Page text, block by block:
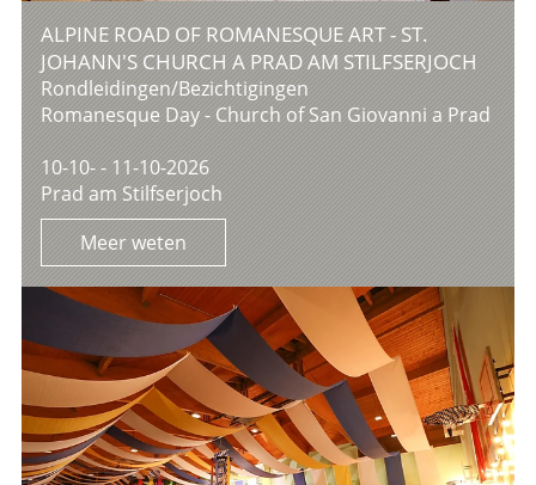
ALPINE ROAD OF ROMANESQUE ART - ST.
JOHANN'S CHURCH A PRAD AM STILFSERJOCH
Rondleidingen/Bezichtigingen
Romanesque Day - Church of San Giovanni a Prad
10-10- - 11-10-2026
Prad am Stilfserjoch
Meer weten